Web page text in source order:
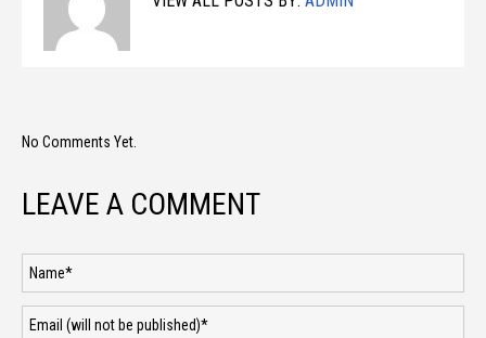
No Comments Yet.
LEAVE A COMMENT